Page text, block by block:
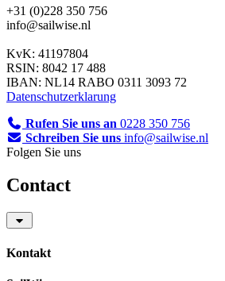
+31 (0)228 350 756
info@sailwise.nl
KvK: 41197804
RSIN: 8042 17 488
IBAN: NL14 RABO 0311 3093 72
Datenschutzerklarung
Rufen Sie uns an 0228 350 756
Schreiben Sie uns info@sailwise.nl
Folgen Sie uns
Contact
Kontakt